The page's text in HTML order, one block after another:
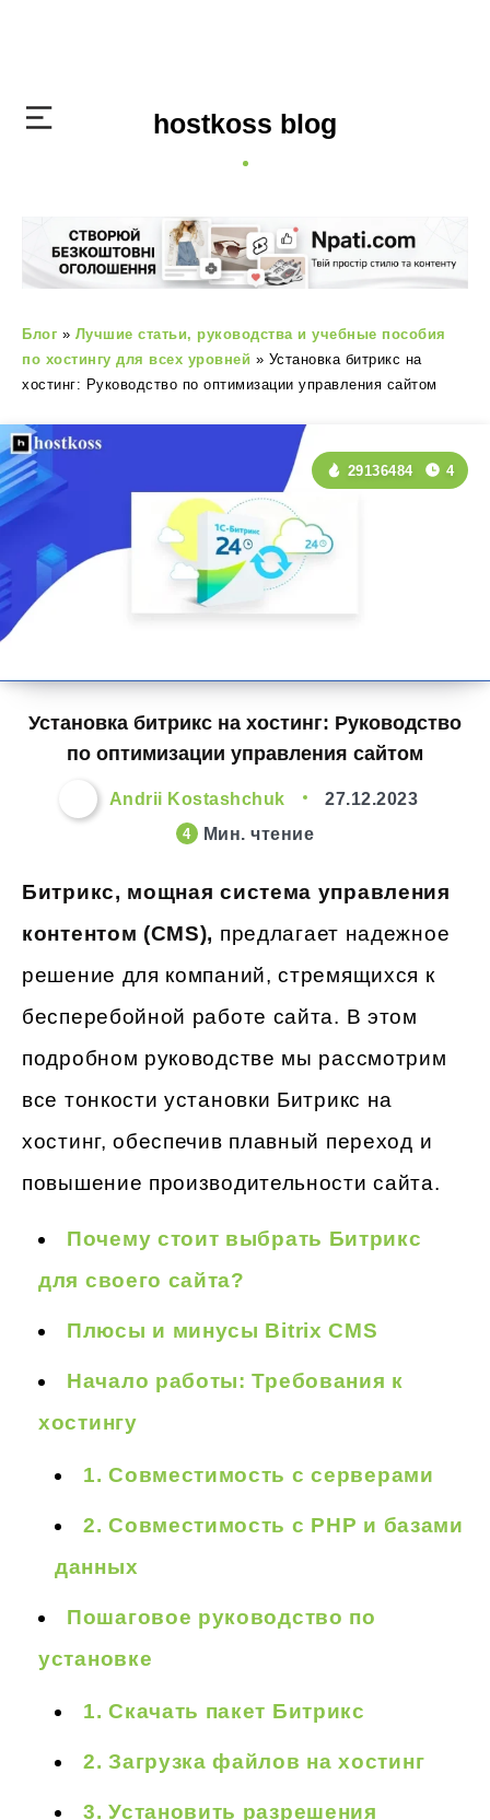
hostkoss blog
Блог » Лучшие статьи, руководства и учебные пособия
по хостингу для всех уровней » Установка битрикс на
хостинг: Руководство по оптимизации управления сайтом
Установка битрикс на хостинг: Руководство
по оптимизации управления сайтом
29136484 4
Andrii Kostashchuk 27.12.2023
4 Мин. чтение
Битрикс, мощная система управления
контентом (CMS), предлагает надежное
решение для компаний, стремящихся к
бесперебойной работе сайта. В этом
подробном руководстве мы рассмотрим
все тонкости установки Битрикс на
хостинг, обеспечив плавный переход и
повышение производительности сайта.
Почему стоит выбрать Битрикс
для своего сайта?
Плюсы и минусы Bitrix CMS
Начало работы: Требования к
хостингу
1. Совместимость с серверами
2. Совместимость с PHP и базами
данных
Пошаговое руководство по
установке
1. Скачать пакет Битрикс
2. Загрузка файлов на хостинг
3. Установить разрешения